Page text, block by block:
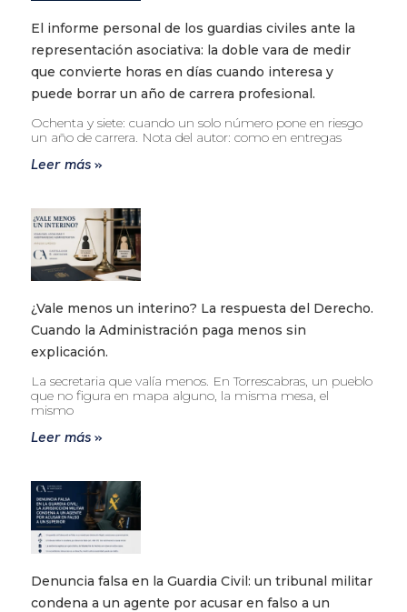
El informe personal de los guardias civiles ante la
representación asociativa: la doble vara de medir
que convierte horas en días cuando interesa y
puede borrar un año de carrera profesional.
Ochenta y siete: cuando un solo número pone en riesgo
un año de carrera. Nota del autor: como en entregas
Leer más »
¿Vale menos un interino? La respuesta del Derecho.
Cuando la Administración paga menos sin
explicación.
La secretaria que valía menos. En Torrescabras, un pueblo
que no figura en mapa alguno, la misma mesa, el
mismo
Leer más »
Denuncia falsa en la Guardia Civil: un tribunal militar
condena a un agente por acusar en falso a un